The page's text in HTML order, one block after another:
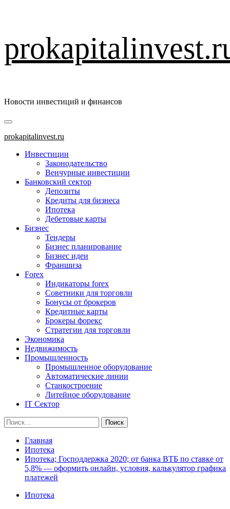
к
содержимому
Новости инвестиций и финансов
Основное
меню
prokapitalinvest.ru
Инвестиции
Законодательство
Венчурные инвестиции
Банковский сектор
Депозиты
Кредиты для бизнеса
Ипотека
Дебетовые карты
Бизнес
Тендеры
Бизнес планирование
Бизнес идеи
Франшиза
Forex
Индикаторы forex
Советники для торговли
Бонусы от брокеров
Кредитные карты
Брокеры форекс
Стратегии для торговли
Экономика
Недвижимость
Промышленность
Промышленное оборудование
Автоматические линии
Станкостроение
Литейное оборудование
IT Сектор
Найти:
Главная
Ипотека
Ипотека; Господдержка 2020; от банка ВТБ по ставке от
5,8% — оформить онлайн, условия, калькулятор графика
платежей
Ипотека